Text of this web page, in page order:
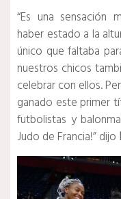
“Es una sensación
haber estado a la
único que faltaba
nuestros chicos
celebrar con ellos.
ganado este primer
futbolistas y
Judo de Francia!”dijo